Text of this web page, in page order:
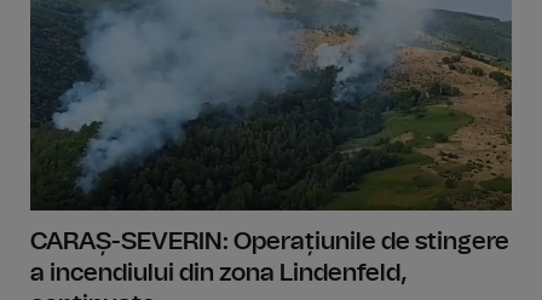
CARAȘ-SEVERIN: Operațiunile de stingere
a incendiului din zona Lindenfeld,